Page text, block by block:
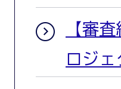
【審
ロジ